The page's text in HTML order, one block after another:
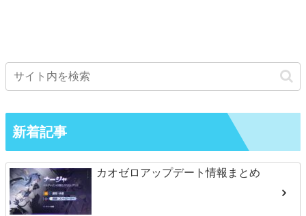
新着記事
カオゼロアップデート情報まとめ